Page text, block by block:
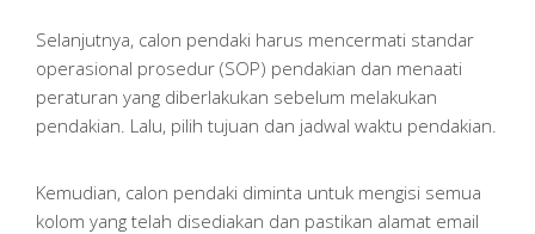
Selanjutnya, calon pendaki harus mencermati standar
operasional prosedur (SOP) pendakian dan menaati
peraturan yang diberlakukan sebelum melakukan
pendakian. Lalu, pilih tujuan dan jadwal waktu pendakian.
Kemudian, calon pendaki diminta untuk mengisi semua
kolom yang telah disediakan dan pastikan alamat email